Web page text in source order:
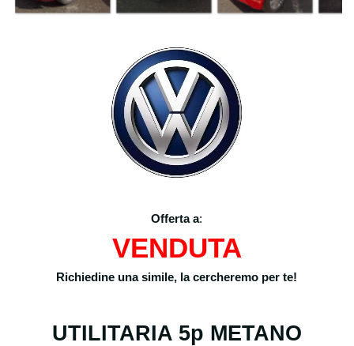
Offerta a:
VENDUTA
Richiedine una simile, la cercheremo per te!
UTILITARIA 5p METANO